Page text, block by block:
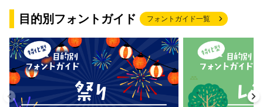
目的別フォントガイド フォントガイド一覧